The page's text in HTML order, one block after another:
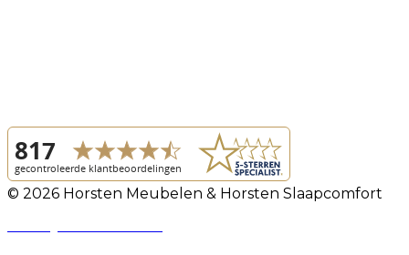
© 2026 Horsten Meubelen & Horsten Slaapcomfort